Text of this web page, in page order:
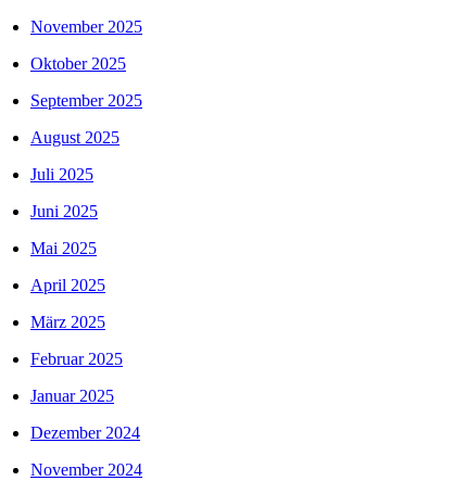
November 2025
Oktober 2025
September 2025
August 2025
Juli 2025
Juni 2025
Mai 2025
April 2025
März 2025
Februar 2025
Januar 2025
Dezember 2024
November 2024